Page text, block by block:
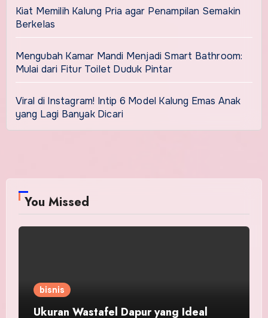
Kiat Memilih Kalung Pria agar Penampilan Semakin
Berkelas
Mengubah Kamar Mandi Menjadi Smart Bathroom:
Mulai dari Fitur Toilet Duduk Pintar
Viral di Instagram! Intip 6 Model Kalung Emas Anak
yang Lagi Banyak Dicari
You Missed
bisnis
Ukuran Wastafel Dapur yang Ideal